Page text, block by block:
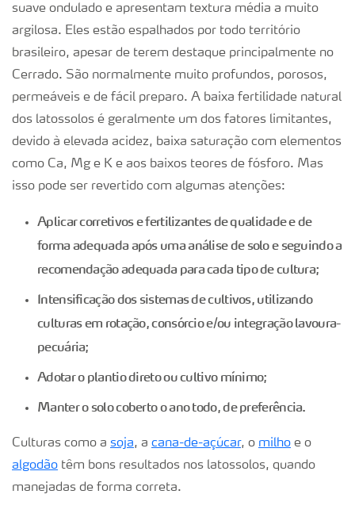
suave ondulado e apresentam textura média a muito
argilosa. Eles estão espalhados por todo território
brasileiro, apesar de terem destaque principalmente no
Cerrado. São normalmente muito profundos, porosos,
permeáveis e de fácil preparo. A baixa fertilidade natural
dos latossolos é geralmente um dos fatores limitantes,
devido à elevada acidez, baixa saturação com elementos
como Ca, Mg e K e aos baixos teores de fósforo. Mas
isso pode ser revertido com algumas atenções:
Aplicar corretivos e fertilizantes de qualidade e de
forma adequada após uma análise de solo e seguindo a
recomendação adequada para cada tipo de cultura;
Intensificação dos sistemas de cultivos, utilizando
culturas em rotação, consórcio e/ou integração lavoura-
pecuária;
Adotar o plantio direto ou cultivo mínimo;
Manter o solo coberto o ano todo, de preferência.
Culturas como a soja, a cana-de-açúcar, o milho e o
algodão têm bons resultados nos latossolos, quando
manejadas de forma correta.